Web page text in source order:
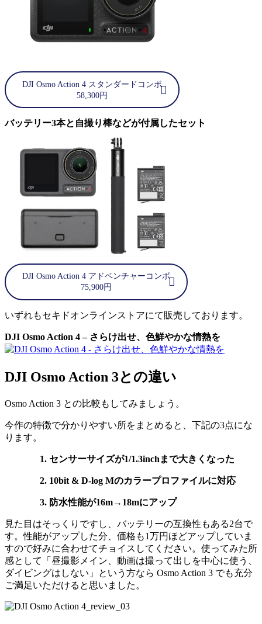
DJI Osmo Action 4 スタンダードコンボ
58,300円
バッテリー3本と自撮り棒などが付属したセット
DJI Osmo Action 4 アドベンチャーコンボ
75,900円
いずれもセキドオンラインストアにて販売しております。
DJI Osmo Action 4 – さらけ出せ、色鮮やかな情熱を
DJI Osmo Action 3との違い
Osmo Action 3 との比較もしてみましょう。
今作の特徴で分かりやすい所をまとめると、下記の3点にな
ります。
1. センサーサイズが1/1.3inchまで大きくなった
2. 10bit & D-log Mのカラープロファイルに対応
3. 防水性能が16m→18mにアップ
見た目はそっくりですし、バッテリーの互換性もある2台で
す。性能がアップした分、価格も1万円ほどアップしていま
すので好みに合わせてチョイスしてください。使ってみた所
感として「昼撮影メイン、動画は撮って出しを中心に使う、
ダイビングはしない」という方なら Osmo Action 3 でも充分
ご満足いただけると思いました。